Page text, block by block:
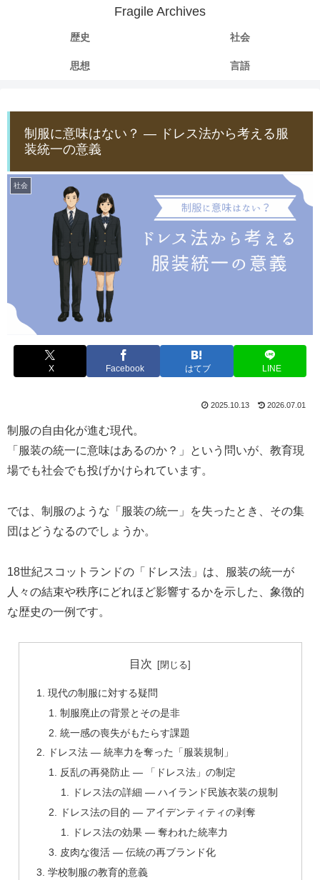
Fragile Archives
歴史 社会
思想 言語
制服に意味はない？ ― ドレス法から考える服
装統一の意義
社会
X Facebook はてブ LINE
2025.10.13 2026.07.01
制服の自由化が進む現代。
「服装の統一に意味はあるのか？」という問いが、教育現
場でも社会でも投げかけられています。
では、制服のような「服装の統一」を失ったとき、その集
団はどうなるのでしょうか。
18世紀スコットランドの「ドレス法」は、服装の統一が
人々の結束や秩序にどれほど影響するかを示した、象徴的
な歴史の一例です。
目次
現代の制服に対する疑問
制服廃止の背景とその是非
統一感の喪失がもたらす課題
ドレス法 ― 統率力を奪った「服装規制」
反乱の再発防止 ― 「ドレス法」の制定
ドレス法の詳細 ― ハイランド民族衣装の規制
ドレス法の目的 ― アイデンティティの剥奪
ドレス法の効果 ― 奪われた統率力
皮肉な復活 ― 伝統の再ブランド化
学校制服の教育的意義